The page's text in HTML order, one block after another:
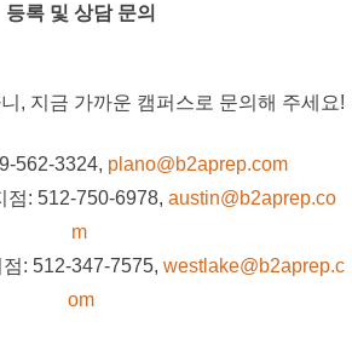
등록 및 상담 문의
, 지금 가까운 캠퍼스로 문의해 주세요!
562-3324, plano@b2aprep.com
점: 512-750-6978, austin@b2aprep.co
m
: 512-347-7575, westlake@b2aprep.c
om